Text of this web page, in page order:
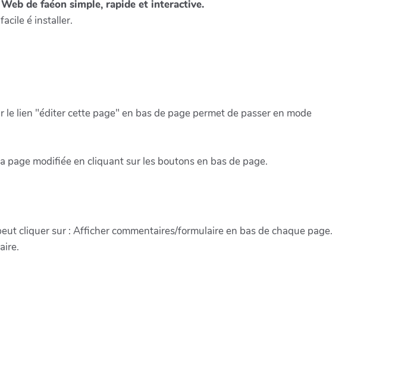
de faéon simple, rapide et interactive.
é installer.
lien "éditer cette page" en bas de page permet de passer en mode
modifiée en cliquant sur les boutons en bas de page.
cliquer sur : Afficher commentaires/formulaire en bas de chaque page.